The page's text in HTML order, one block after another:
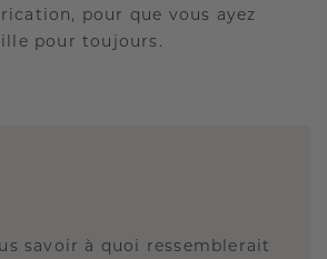
pour que vous ayez
pour toujours.
savoir à quoi ressemblerait